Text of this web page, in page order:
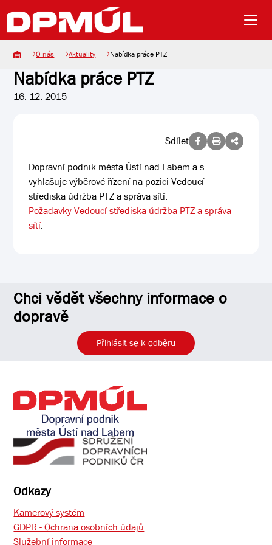
O nás Aktuality Nabídka práce PTZ
Nabídka práce PTZ
16. 12. 2015
Sdílet
Dopravní podnik města Ústí nad Labem a.s.
vyhlašuje výběrové řízení na pozici Vedoucí
střediska údržba PTZ a správa sítí.
Požadavky Vedoucí střediska údržba PTZ a správa
sítí.
Chci vědět všechny informace o
dopravě
Přihlásit se k odběru
Odkazy
Kamerový systém
GDPR - Ochrana osobních údajů
Služební informace